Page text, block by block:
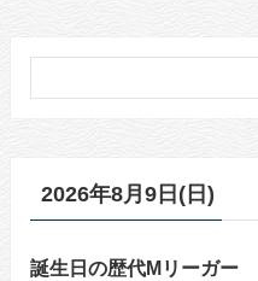
2026年8月9日(日)
誕生日の歴代Mリーガー